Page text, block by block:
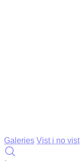
Galeries Vist i no vist